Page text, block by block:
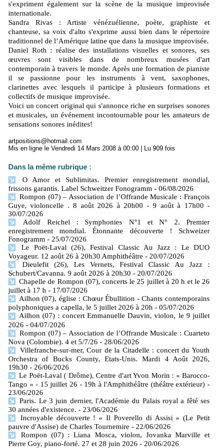
s'expriment également sur la scène de la musique improvisée
internationale.
Sandra Rivas : Artiste vénézuélienne, poète, graphiste et
chanteuse, sa voix d'alto s'exprime aussi bien dans le répertoire
traditionnel de l’Amérique latine que dans la musique improvisée.
Daniel Roth : réalise des installations visuelles et sonores, ses
œuvres sont visibles dans de nombreux musées d'art
contemporain à travers le monde. Après une formation de pianiste
il se passionne pour les instruments à vent, saxophones,
clarinettes avec lesquels il participe à plusieurs formations et
collectifs de musique improvisée.
Voici un concert original qui s'annonce riche en surprises sonores
et musicales, un événement incontournable pour les amateurs de
sensations sonores inédites!
artpositions@hotmail.com
Mis en ligne le Vendredi 14 Mars 2008 à 00:00 | Lu 909 fois
Dans la même rubrique :
O Amor et Sublimitas. Premier enregistrement mondial,
frissons garantis. Label Schweitzer Fonogramm - 06/08/2026
Rompon (07) – Association de l’Offrande Musicale : François
Guye, violoncelle . 8 août 2026 à 20h00 - 9 août à 17h00 -
30/07/2026
Adolf Reichel : Symphonies N°1 et N° 2. Premier
enregistrement mondial. Étonnante découverte ! Schweizer
Fonogramm - 25/07/2026
Le Poët-Laval (26), Festival Classic Au Jazz : Le DUO
Voyageur. 12 août 26 à 20h30 Amphithéâtre - 20/07/2026
Dieulefit (26), Les Vernets, Festival Classic Au Jazz :
Schubert/Cavanna. 9 août 2026 à 20h30 - 20/07/2026
Chapelle de Rompon (07), concerts le 25 juillet à 20 h et le 26
juillet à 17 h - 17/07/2026
Ailhon (07), église : Chœur Ébullition - Chants contemporains
polyphoniques a capella, le 5 juillet 2026 à 20h - 05/07/2026
Ailhon (07) : concert Emmanuelle Dauvin, violon, le 9 juillet
2026 - 04/07/2026
Rompon (07) – Association de l’Offrande Musicale : Cuarteto
Nova (Colombie). 4 et 5/7/26 - 28/06/2026
Villefranche-sur-mer, Cour de la Citadelle : concert du Youth
Orchestra of Bucks County, Etats-Unis. Mardi 4 Août 2026,
19h30 - 26/06/2026
Le Poët-Laval ( Drôme), Centre d'art Yvon Morin : « Barocco-
Tango » - 15 juillet 26 - 19h à l'Amphithéâtre (théâtre extérieur) -
23/06/2026
Paris. Le 3 juin dernier, l'Académie du Palais royal a fêté ses
30 années d'existence. - 23/06/2026
Incroyable découverte ! « Il Poverello di Assisi » (Le Petit
pauvre d'Assise) de Charles Tournemire - 22/06/2026
Rompon (07) : Liana Mosca, violon, Jovanka Marville et
Pierre Goy, piano-forté. 27 et 28 juin 2026 - 20/06/2026